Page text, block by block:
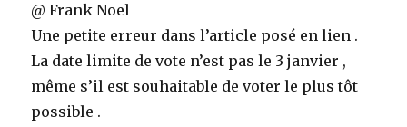
@ Frank Noel
Une petite erreur dans l’article posé en lien .
La date limite de vote n’est pas le 3 janvier ,
même s’il est souhaitable de voter le plus tôt
possible .